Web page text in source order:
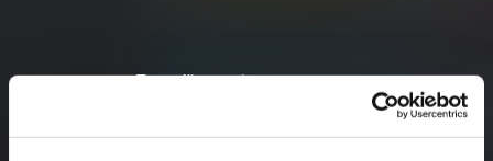
Tocca l'immagine per zoomare